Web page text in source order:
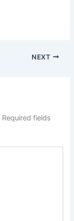
NEXT
Required fields